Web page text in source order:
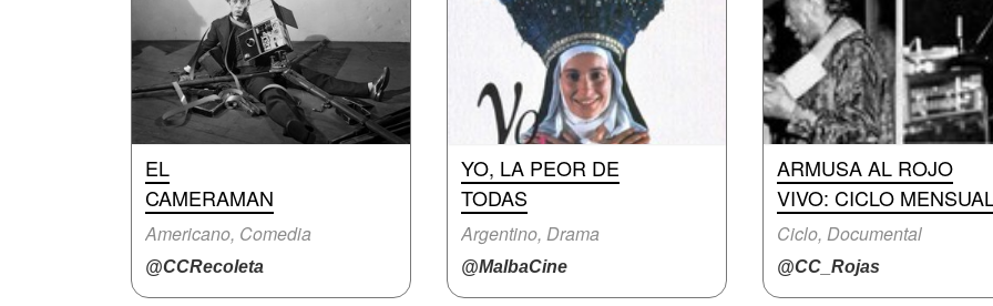
EL
CAMERAMAN
Americano, Comedia
@CCRecoleta
YO, LA PEOR DE
TODAS
Argentino, Drama
@MalbaCine
ARMUSA AL ROJO
VIVO: CICLO
Ciclo, Documental
@CC_Rojas